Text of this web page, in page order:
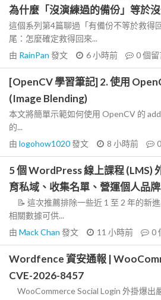
為什麼「沒演練過的備份」等於
這個系列第4篇聊過「有備份不等於救得
尾：怎麼確定救得回來...
由 RainPan 發文 6 小時前 0個留
[OpenCV 學習筆記] 2. 使用
(Image Blending)
本文將簡單示範如何使用 OpenCV 的
的...
由 logohow1020發文 8 小時前 0
5 個 WordPress 線上課程 (LMS)
育私域、收集名單、營運個人品
📝 這次推薦排除一些近 1 至 2 年的新
相關數據可供...
由 Mack Chan 發文 11 小時前 0
Wordfence 資安通報 |
CVE-2026-8457
WooCommerce Social Login 外掛爆出